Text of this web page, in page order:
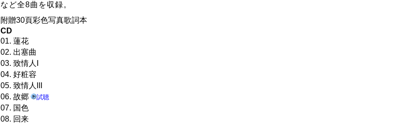
など全8曲を収録。
附贈30頁彩色写真歌詞本
CD
01. 蓮花
02. 出塞曲
03. 致情人Ⅰ
04. 好粧容
05. 致情人III
06. 故郷
試聴
07. 国色
08. 回来